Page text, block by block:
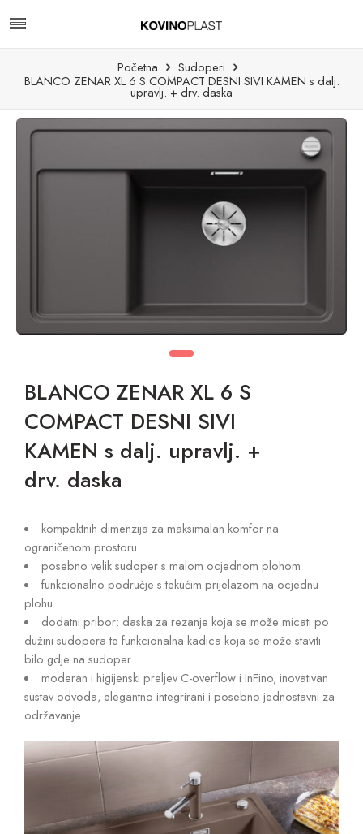
Početna
Sudoperi
BLANCO ZENAR XL 6 S COMPACT DESNI SIVI KAMEN s dalj.
upravlj. + drv. daska
BLANCO ZENAR XL 6 S
COMPACT DESNI SIVI
KAMEN s dalj. upravlj. +
drv. daska
kompaktnih dimenzija za maksimalan komfor na
ograničenom prostoru
posebno velik sudoper s malom ocjednom plohom
funkcionalno područje s tekućim prijelazom na ocjednu
plohu
dodatni pribor: daska za rezanje koja se može micati po
dužini sudopera te funkcionalna kadica koja se može staviti
bilo gdje na sudoper
moderan i higijenski preljev C-overflow i InFino, inovativan
sustav odvoda, elegantno integrirani i posebno jednostavni za
održavanje